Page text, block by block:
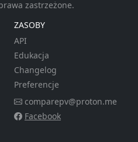
zastrzeżone.
ZASOBY
API
Edukacja
Changelog
Preferencje
comparepv@proton.me
Facebook